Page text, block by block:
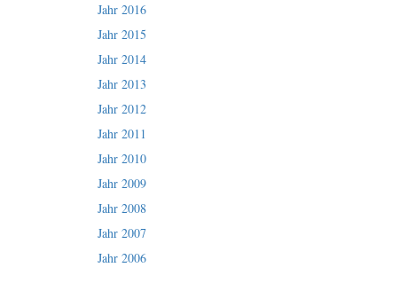
Jahr 2016
Jahr 2015
Jahr 2014
Jahr 2013
Jahr 2012
Jahr 2011
Jahr 2010
Jahr 2009
Jahr 2008
Jahr 2007
Jahr 2006